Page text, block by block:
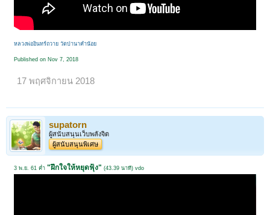
หลวงพ่ออินทร์ถวาย วัดป่านาคําน้อย
Published on Nov 7, 2018
17 พฤศจิกายน 2018
supatorn
ผู้สนับสนุนเว็บพลังจิต
ผู้สนับสนุนพิเศษ
3 พ.ย. 61 ค่ำ "ฝึกใจให้หยุดฟุ้ง" (43.39 นาที) vdo